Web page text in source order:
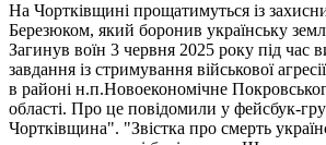
На Чортківщині прощатимуться із
Березюком, який боронив українську
Загинув воїн 3 червня 2025 року під час
завдання із стримування військової
в районі н.п.Новоекономічне
області. Про це повідомили у фейсбук-
Чортківщина". "Звістка про смерть